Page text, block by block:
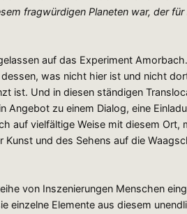
fragwürdigen Planeten war, der
auf das Experiment Amorbach.
was nicht hier ist und nicht
ist. Und in diesen ständigen
zu einem Dialog, eine
auf vielfältige Weise mit diesem Ort,
und des Sehens auf die
von Inszenierungen Menschen
einzelne Elemente aus diesem